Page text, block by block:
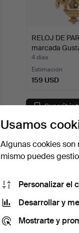
RELOJ DE
marcada
4 días
Estimación
159 USD
Suscribir
También
Usamos
Algunas cookies
mismo puedes
Personalizar el
Desarrollar y
Mostrarte y